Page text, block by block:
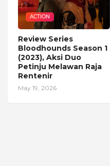
ACTION
Review Series
Bloodhounds Season 1
(2023), Aksi Duo
Petinju Melawan Raja
Rentenir
May 19, 2026